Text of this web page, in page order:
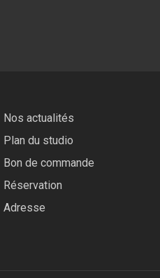
Nos actualités
Plan du studio
Bon de commande
Réservation
Adresse